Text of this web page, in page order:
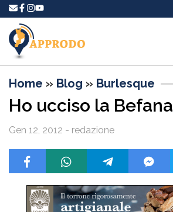
Home » Blog » Burlesque
Ho ucciso la Befana
Gen 12, 2012 - redazione